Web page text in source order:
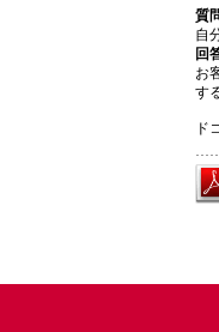
質
自
回
お
す
ド